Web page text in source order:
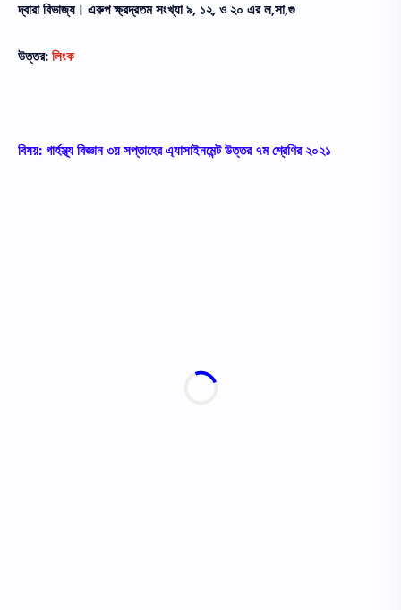
দ্বারা বিভাজ্য। এরুপ ক্ষ্রদ্রতম সংখ্যা ৯, ১২, ও ২০ এর ল,সা,গু
উত্তর: লিংক
বিষয়: গার্হস্থ্য বিজ্ঞান ৩য় সপ্তাহের এ্যাসাইনমেন্ট উত্তর ৭ম শ্রেণির ২০২১